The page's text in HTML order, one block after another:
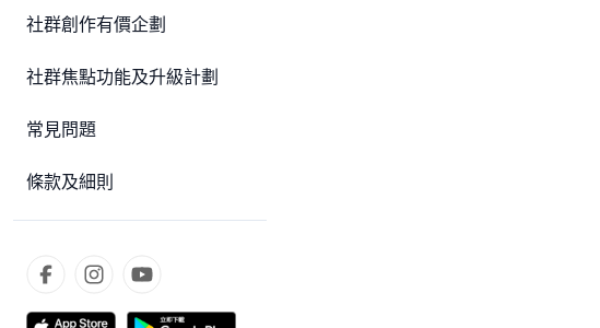
社群創作有價企劃
社群焦點功能及升級計劃
常見問題
條款及細則